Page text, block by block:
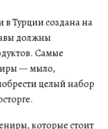
в Турции создана на
должны
Самые
— мыло,
целый набор